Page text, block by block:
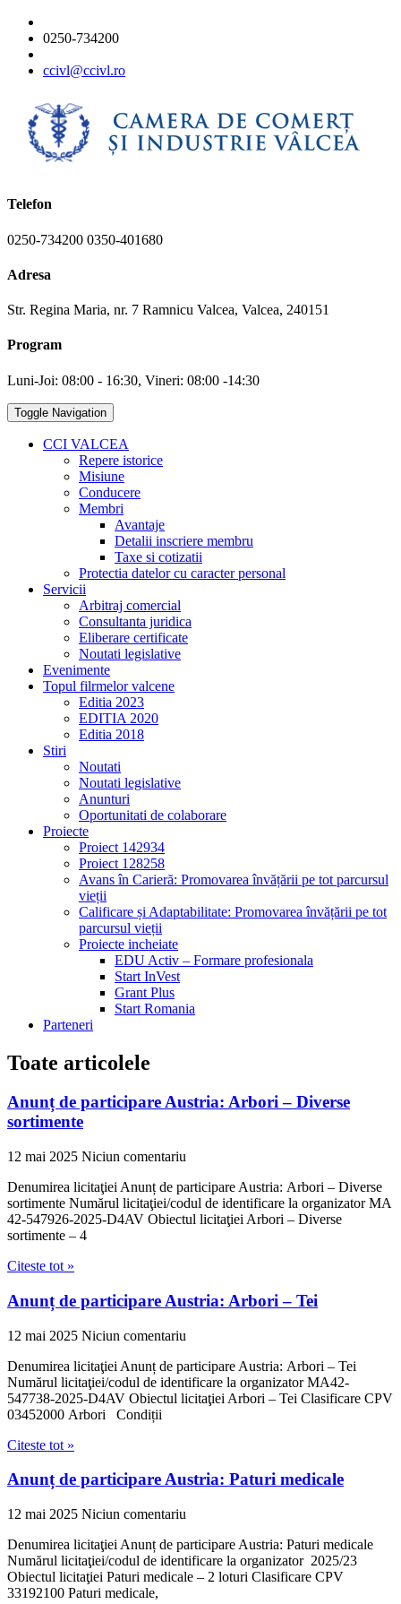
0250-734200
ccivl@ccivl.ro
Telefon
0250-734200 0350-401680
Adresa
Str. Regina Maria, nr. 7 Ramnicu Valcea, Valcea, 240151
Program
Luni-Joi: 08:00 - 16:30, Vineri: 08:00 -14:30
Toggle Navigation
CCI VALCEA
Repere istorice
Misiune
Conducere
Membri
Avantaje
Detalii inscriere membru
Taxe si cotizatii
Protectia datelor cu caracter personal
Servicii
Arbitraj comercial
Consultanta juridica
Eliberare certificate
Noutati legislative
Evenimente
Topul filrmelor valcene
Editia 2023
EDITIA 2020
Editia 2018
Stiri
Noutati
Noutati legislative
Anunturi
Oportunitati de colaborare
Proiecte
Proiect 142934
Proiect 128258
Avans în Carieră: Promovarea învățării pe tot parcursul
vieții
Calificare și Adaptabilitate: Promovarea învățării pe tot
parcursul vieții
Proiecte incheiate
EDU Activ – Formare profesionala
Start InVest
Grant Plus
Start Romania
Parteneri
Toate articolele
Anunț de participare Austria: Arbori – Diverse
sortimente
12 mai 2025 Niciun comentariu
Denumirea licitaţiei Anunț de participare Austria: Arbori – Diverse
sortimente Numărul licitaţiei/codul de identificare la organizator MA
42-547926-2025-D4AV Obiectul licitaţiei Arbori – Diverse
sortimente – 4
Citeste tot »
Anunț de participare Austria: Arbori – Tei
12 mai 2025 Niciun comentariu
Denumirea licitaţiei Anunț de participare Austria: Arbori – Tei
Numărul licitaţiei/codul de identificare la organizator MA42-
547738-2025-D4AV Obiectul licitaţiei Arbori – Tei Clasificare CPV
03452000 Arbori Condiții
Citeste tot »
Anunț de participare Austria: Paturi medicale
12 mai 2025 Niciun comentariu
Denumirea licitaţiei Anunț de participare Austria: Paturi medicale
Numărul licitaţiei/codul de identificare la organizator 2025/23
Obiectul licitaţiei Paturi medicale – 2 loturi Clasificare CPV
33192100 Paturi medicale,